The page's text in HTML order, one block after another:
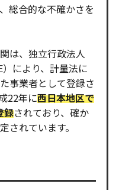
総合的な不確かさを
は、独立行政法人
により、計量法に
事業者として登録さ
22年に西日本地区で
録されており、確か
されています。